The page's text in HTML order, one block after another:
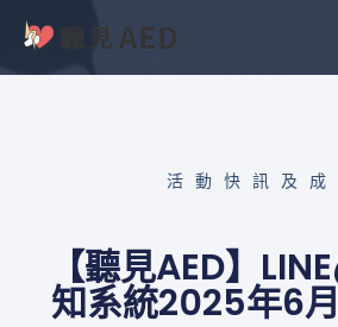
主
活動快訊及成
【聽見AED】
知系統2025年6